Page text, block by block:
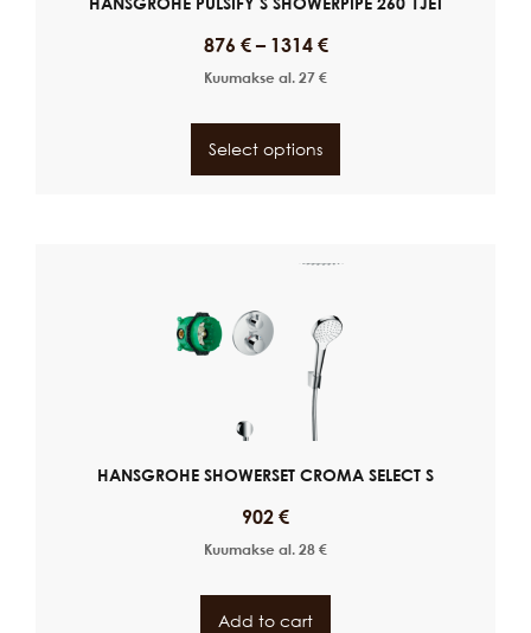
876 €– 1314 €
Kuumakse al. 27 €
Select options
HANSGROHE SHOWERSET CROMA SELECT S
902 €
Kuumakse al. 28 €
Add to cart